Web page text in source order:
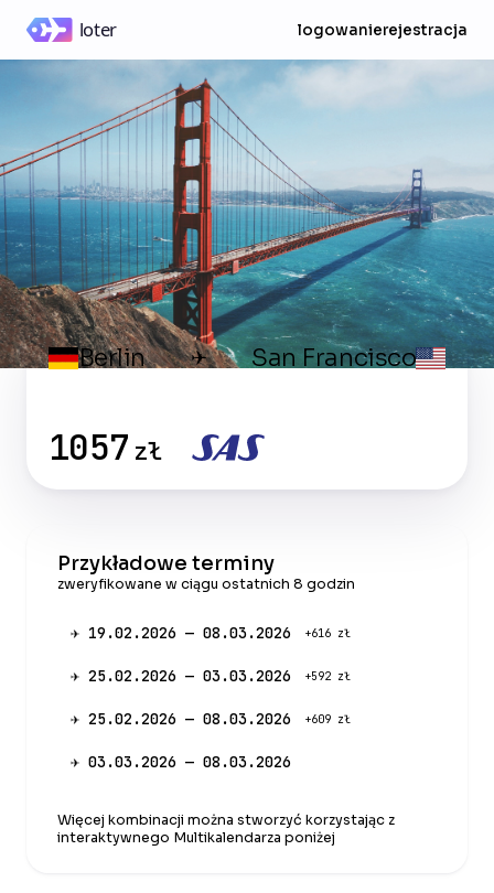
logowanierejestracja
Berlin ✈ San Francisco
1057 zł
Przykładowe terminy
zweryfikowane w ciągu ostatnich 8 godzin
✈ 19.02.2026 — 08.03.2026 +616 zł
✈ 25.02.2026 — 03.03.2026 +592 zł
✈ 25.02.2026 — 08.03.2026 +609 zł
✈ 03.03.2026 — 08.03.2026
Więcej kombinacji można stworzyć korzystając z
interaktywnego Multikalendarza poniżej